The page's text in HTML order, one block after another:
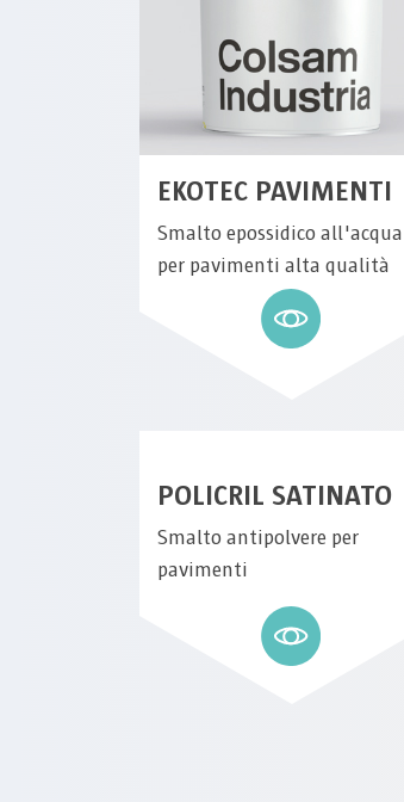
EKOTEC PAVIMENTI
Smalto epossidico all'acqua
per pavimenti alta qualità
POLICRIL SATINATO
Smalto antipolvere per
pavimenti